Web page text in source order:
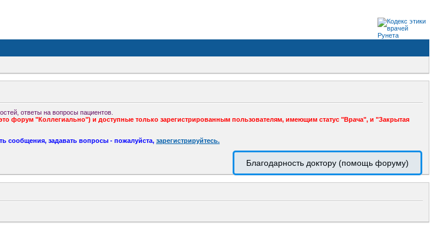
ответы на вопросы пациентов.
форум "Коллегиально") и доступные только зарегистрированным пользователям, имеющим статус "Врача", и "Закрытая
сообщения, задавать вопросы - пожалуйста, зарегистрируйтесь.
Благодарность доктору (помощь форуму)